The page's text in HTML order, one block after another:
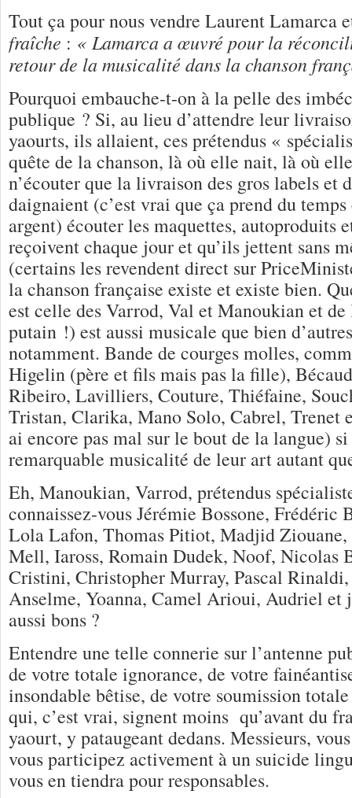
Tout ça pour nous vendre Laurent Lamarca
fraîche : « Lamarca a œuvré pour la
retour de la musicalité dans la chanson
Pourquoi embauche-t-on à la pelle des
publique ? Si, au lieu d’attendre leur
yaourts, ils allaient, ces prétendus «
quête de la chanson, là où elle nait, là où
n’écouter que la livraison des gros labels et
daignaient (c’est vrai que ça prend du
argent) écouter les maquettes, autoproduits
reçoivent chaque jour et qu’ils jettent sans
(certains les revendent direct sur
la chanson française existe et existe bien.
est celle des Varrod, Val et Manoukian et
putain !) est aussi musicale que bien
notamment. Bande de courges molles,
Higelin (père et fils mais pas la fille),
Ribeiro, Lavilliers, Couture, Thiéfaine,
Tristan, Clarika, Mano Solo, Cabrel, Trenet
ai encore pas mal sur le bout de la langue) si
remarquable musicalité de leur art autant
Eh, Manoukian, Varrod, prétendus
connaissez-vous Jérémie Bossone, Frédéric
Lola Lafon, Thomas Pitiot, Madjid
Mell, Iaross, Romain Dudek, Noof, Nicolas
Cristini, Christopher Murray, Pascal
Anselme, Yoanna, Camel Arioui, Audriel et
aussi bons ?
Entendre une telle connerie sur l’antenne
de votre totale ignorance, de votre
insondable bêtise, de votre soumission
qui, c’est vrai, signent moins qu’avant du
yaourt, y pataugeant dedans. Messieurs,
vous participez activement à un suicide
vous en tiendra pour responsables.